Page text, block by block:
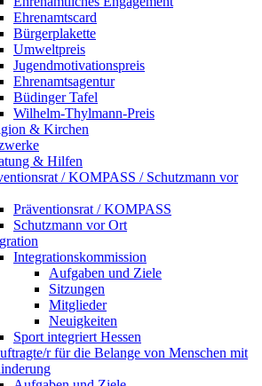
Ehrenamtscard
Bürgerplakette
Umweltpreis
Jugendmotivationspreis
Ehrenamtsagentur
Büdinger Tafel
Wilhelm-Thylmann-Preis
& Kirchen
& Hilfen
/ KOMPASS / Schutzmann vor
Präventionsrat / KOMPASS
Schutzmann vor Ort
Integrationskommission
Aufgaben und Ziele
Sitzungen
Mitglieder
Neuigkeiten
Sport integriert Hessen
r für die Belange von Menschen mit